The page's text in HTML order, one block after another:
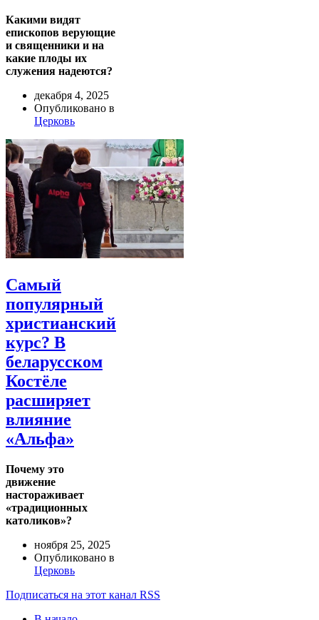
Какими видят
епископов верующие
и священники и на
какие плоды их
служения надеются?
декабря 4, 2025
Опубликовано в
Церковь
Самый
популярный
христианский
курс? В
беларусском
Костёле
расширяет
влияние
«Альфа»
Почему это
движение
настораживает
«традиционных
католиков»?
ноября 25, 2025
Опубликовано в
Церковь
Подписаться на этот канал RSS